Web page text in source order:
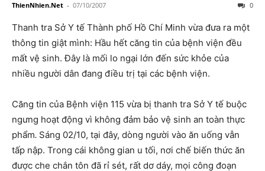
ThienNhien.Net - 07/10/2007 0
Thanh tra Sở Y tế Thành phố Hồ Chí Minh vừa đưa ra một
thông tin giật mình: Hầu hết căng tin của bệnh viện đều
mất vệ sinh. Đây là mối lo ngại lớn đến sức khỏe của
nhiều người dân đang điều trị tại các bệnh viện.
Căng tin của Bệnh viện 115 vừa bị thanh tra Sở Y tế buộc
ngưng hoạt động vì không đảm bảo vệ sinh an toàn thực
phẩm. Sáng 02/10, tại đây, dòng người vào ăn uống vẫn
tấp nập. Trong cái không gian u tối, nơi chế biến thức ăn
được che chắn tôn đã rỉ sét, rất dơ dáy, mọi công đoạn